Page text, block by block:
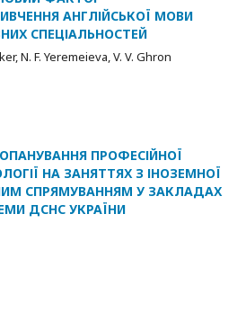
АНГЛІЙСЬКОЇ МОВИ
СПЕЦІАЛЬНОСТЕЙ
N. F. Yeremeieva, V. V. Ghron
ПРОФЕСІЙНОЇ
НА ЗАНЯТТЯХ З ІНОЗЕМНОЇ
СПРЯМУВАННЯМ У ЗАКЛАДАХ
ДСНС УКРАЇНИ